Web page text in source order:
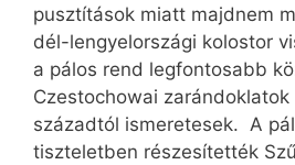
pusztítások miatt majdnem
dél-lengyelországi kolostor
a pálos rend legfontosabb
Czestochowai zarándoklatok
századtól ismeretesek. A
tiszteletben részesítették